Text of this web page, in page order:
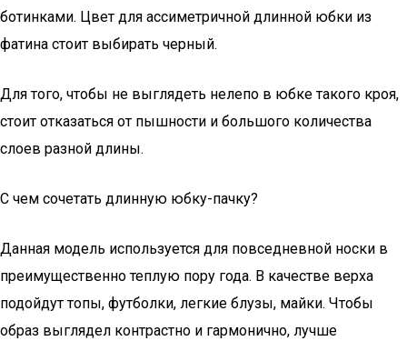
ботинками. Цвет для ассиметричной длинной юбки из
фатина стоит выбирать черный.
Для того, чтобы не выглядеть нелепо в юбке такого кроя,
стоит отказаться от пышности и большого количества
слоев разной длины.
С чем сочетать длинную юбку-пачку?
Данная модель используется для повседневной носки в
преимущественно теплую пору года. В качестве верха
подойдут топы, футболки, легкие блузы, майки. Чтобы
образ выглядел контрастно и гармонично, лучше